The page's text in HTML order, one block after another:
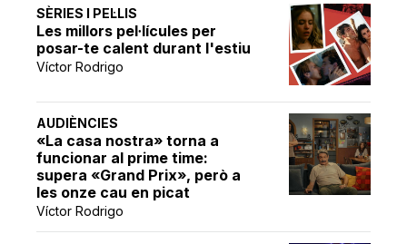
SÈRIES I PEL·LIS
Les millors pel·lícules per
posar-te calent durant l'estiu
Víctor Rodrigo
AUDIÈNCIES
«La casa nostra» torna a
funcionar al prime time:
supera «Grand Prix», però a
les onze cau en picat
Víctor Rodrigo